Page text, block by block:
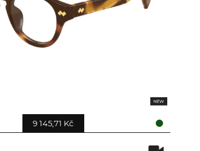
9 145,71 Kč